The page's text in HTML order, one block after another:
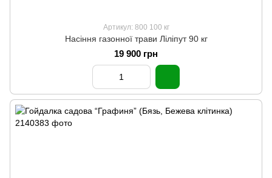
Артикул: 800 100 кг
Насіння газонної трави Ліліпут 90 кг
19 900 грн